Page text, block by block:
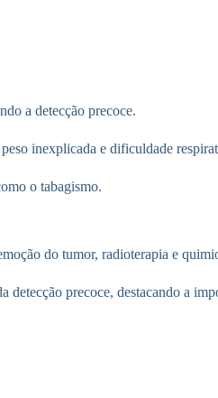
a detecção precoce.
inexplicada e dificuldade
o tabagismo.
do tumor, radioterapia e
precoce, destacando a